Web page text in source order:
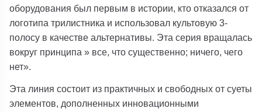
оборудования был первым в истории, кто отказался от
логотипа трилистника и использовал культовую 3-
полосу в качестве альтернативы. Эта серия вращалась
вокруг принципа » все, что существенно; ничего, чего
нет».
Эта линия состоит из практичных и свободных от суеты
элементов, дополненных инновационными